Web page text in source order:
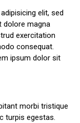
elit, sed
dolore magna
exercitation
consequat.
ipsum dolor sit
morbi tristique
turpis egestas.